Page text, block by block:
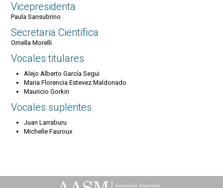
Vicepresidenta
Paula Sansubrino
Secretaria Científica
Ornella Morelli
Vocales titulares
Alejo Alberto García Segui
Maria Florencia Estevez Maldonado
Mauricio Gorkin
Vocales suplentes
Juan Larraburu
Michelle Fauroux